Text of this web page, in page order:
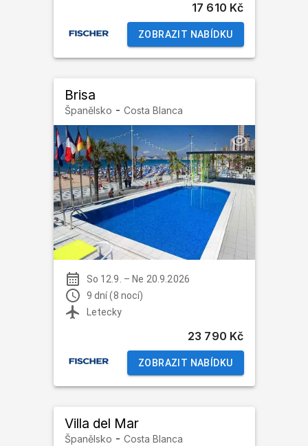
17 610 Kč
ZOBRAZIT NABÍDKU
Brisa
Španělsko - Costa Blanca
So 12.9. –Ne 20.9.2026
9 dní (8 nocí)
Letecky
23 790 Kč
ZOBRAZIT NABÍDKU
Villa del Mar
Španělsko - Costa Blanca